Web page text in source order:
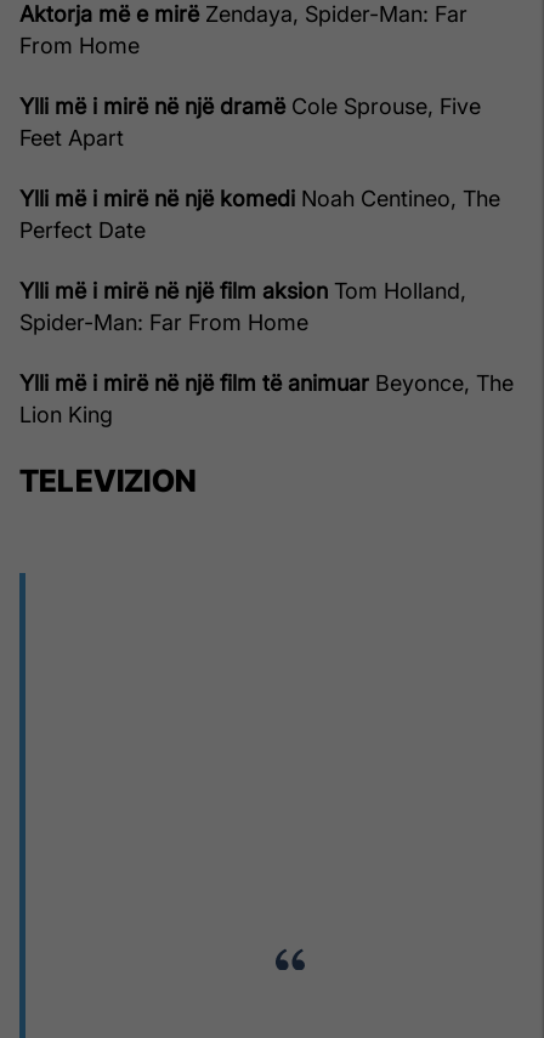
Aktorja më e mirë Zendaya, Spider-Man: Far
From Home
Ylli më i mirë në një dramë Cole Sprouse, Five
Feet Apart
Ylli më i mirë në një komedi Noah Centineo, The
Perfect Date
Ylli më i mirë në një film aksion Tom Holland,
Spider-Man: Far From Home
Ylli më i mirë në një film të animuar Beyonce, The
Lion King
TELEVIZION